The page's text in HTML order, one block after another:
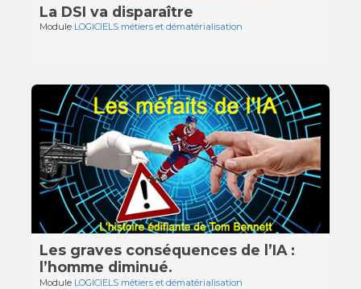
La DSI va disparaître
Module LOGICIELS métiers et dématérialisation
Les graves conséquences de l’IA :
l’homme diminué.
Module LOGICIELS métiers et dématérialisation